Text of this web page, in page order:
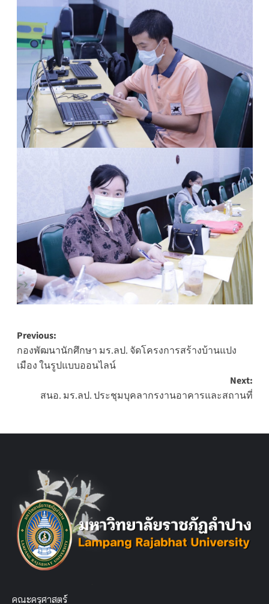
Post
navigation
Previous:
กองพัฒนานักศึกษา มร.ลป. จัดโครงการสร้างบ้านแปง
เมือง ในรูปแบบออนไลน์
Next:
สนอ. มร.ลป. ประชุมบุคลากรงานอาคารและสถานที่
คณะครุศาสตร์